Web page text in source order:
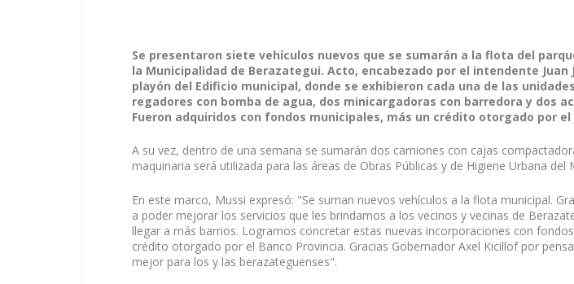
Se presentaron siete vehículos nuevos que se sumarán a la flota del
la Municipalidad de Berazategui. Acto, encabezado por el intendente Juan
playón del Edificio municipal, donde se exhibieron cada una de las
regadores con bomba de agua, dos minicargadoras con barredora y dos
Fueron adquiridos con fondos municipales, más un crédito otorgado por el
A su vez, dentro de una semana se sumarán dos camiones con cajas
maquinaria será utilizada para las áreas de Obras Públicas y de Higiene Urbana del
En este marco, Mussi expresó: "Se suman nuevos vehículos a la flota municipal.
a poder mejorar los servicios que les brindamos a los vecinos y vecinas de
llegar a más barrios. Logramos concretar estas nuevas incorporaciones con
crédito otorgado por el Banco Provincia. Gracias Gobernador Axel Kicillof por
mejor para los y las berazateguenses".